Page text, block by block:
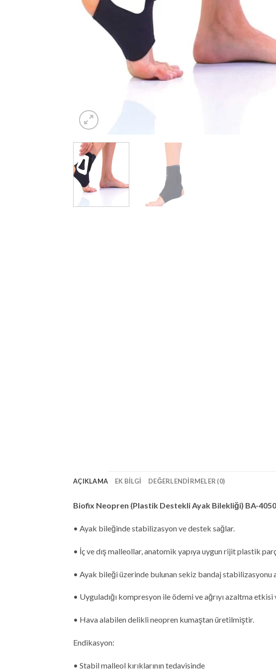
AÇIKLAMA EK BILGI DEĞERLENDIRMELER (0)
Biofix Neopren (Plastik Destekli Ayak Bilekliği) BA-
• Ayak bileğinde stabilizasyon ve destek sağlar.
• İç ve dış malleollar, anatomik yapıya uygun rijit plastik
• Ayak bileği üzerinde bulunan sekiz bandaj stabilizasyonu
• Uyguladığı kompresyon ile ödemi ve ağrıyı azaltma etkisi
• Hava alabilen delikli neopren kumaştan üretilmiştir.
Endikasyon:
• Stabil malleol kırıklarının tedavisinde